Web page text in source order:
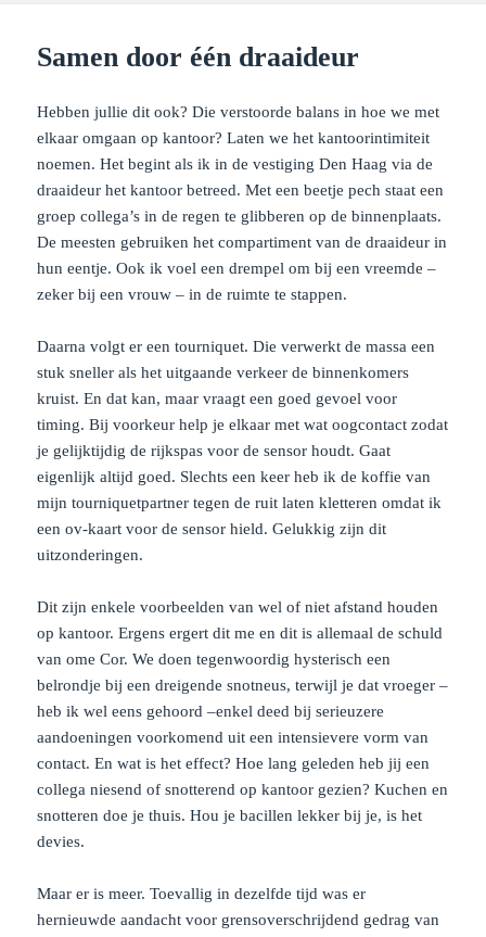
Samen door één draaideur
Hebben jullie dit ook? Die verstoorde balans in hoe we met
elkaar omgaan op kantoor? Laten we het kantoorintimiteit
noemen. Het begint als ik in de vestiging Den Haag via de
draaideur het kantoor betreed. Met een beetje pech staat een
groep collega’s in de regen te glibberen op de binnenplaats.
De meesten gebruiken het compartiment van de draaideur in
hun eentje. Ook ik voel een drempel om bij een vreemde –
zeker bij een vrouw – in de ruimte te stappen.
Daarna volgt er een tourniquet. Die verwerkt de massa een
stuk sneller als het uitgaande verkeer de binnenkomers
kruist. En dat kan, maar vraagt een goed gevoel voor
timing. Bij voorkeur help je elkaar met wat oogcontact zodat
je gelijktijdig de rijkspas voor de sensor houdt. Gaat
eigenlijk altijd goed. Slechts een keer heb ik de koffie van
mijn tourniquetpartner tegen de ruit laten kletteren omdat ik
een ov-kaart voor de sensor hield. Gelukkig zijn dit
uitzonderingen.
Dit zijn enkele voorbeelden van wel of niet afstand houden
op kantoor. Ergens ergert dit me en dit is allemaal de schuld
van ome Cor. We doen tegenwoordig hysterisch een
belrondje bij een dreigende snotneus, terwijl je dat vroeger –
heb ik wel eens gehoord –enkel deed bij serieuzere
aandoeningen voorkomend uit een intensievere vorm van
contact. En wat is het effect? Hoe lang geleden heb jij een
collega niesend of snotterend op kantoor gezien? Kuchen en
snotteren doe je thuis. Hou je bacillen lekker bij je, is het
devies.
Maar er is meer. Toevallig in dezelfde tijd was er
hernieuwde aandacht voor grensoverschrijdend gedrag van